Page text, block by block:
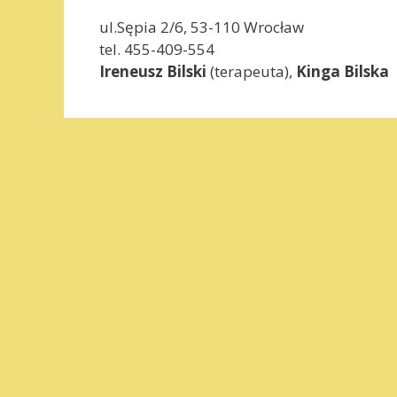
ul.Sępia 2/6, 53-110 Wrocław
tel. 455-409-554
Ireneusz Bilski (terapeuta), Kinga Bilska